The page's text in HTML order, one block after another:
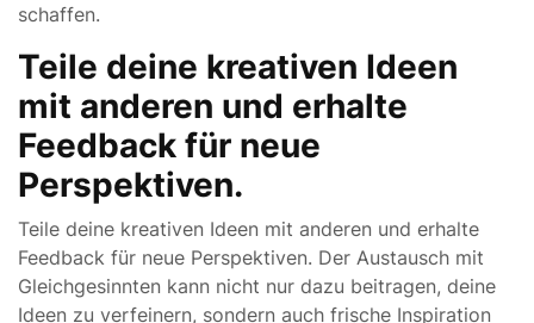
schaffen.
Teile deine kreativen Ideen
mit anderen und erhalte
Feedback für neue
Perspektiven.
Teile deine kreativen Ideen mit anderen und erhalte
Feedback für neue Perspektiven. Der Austausch mit
Gleichgesinnten kann nicht nur dazu beitragen, deine
Ideen zu verfeinern, sondern auch frische Inspiration